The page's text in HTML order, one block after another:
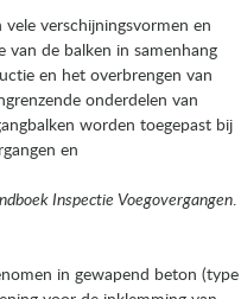
verschijningsvormen en
van de balken in samenhang
en het overbrengen van
onderdelen van
worden toegepast bij
en
Inspectie Voegovergangen.
in gewapend beton (type